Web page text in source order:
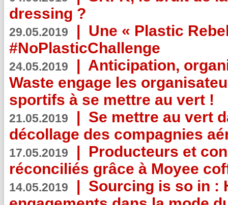
dressing ?
29.05.2019 | Une « Plastic
#NoPlasticChallenge
24.05.2019 | Anticipation,
Waste engage les
sportifs à se mettre au vert !
21.05.2019 | Se mettre au vert
décollage des compagnies
17.05.2019 | Producteurs et
réconciliés grâce à Moyee
14.05.2019 | Sourcing is so in :